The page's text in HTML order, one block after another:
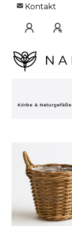
Kontakt
Körbe & Naturgefäße